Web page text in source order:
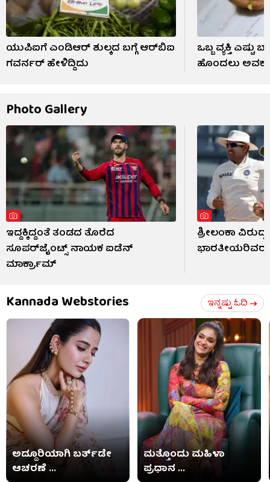
ಯುಪಿಐಗೆ ಎಂಡಿಆರ್ ಶುಲ್ಕದ ಬಗ್ಗೆ ಆರ್​ಬಿಐ
ಗವರ್ನರ್ ಹೇಳಿದ್ದಿದು
ಒಬ್ಬ ವ್ಯಕ್ತಿ ಎಷ್ಟು
ಹೊಂದಲು
Photo Gallery
ಇದ್ದಕ್ಕಿದ್ದಂತೆ ತಂಡದ ತೊರೆದ
ಸೂಪರ್‌ಜೈಂಟ್ಸ್ ನಾಯಕ ಐಡೆನ್
ಮಾರ್ಕ್ರಾಮ್
ಶ್ರೀಲಂಕಾ
ಭಾರತೀಯರಿವರು
Kannada Webstories ಇನ್ನಷ್ಟು ಓದಿ
ಅದ್ದೂರಿಯಾಗಿ ಬರ್ತ್​​ಡೇ
ಆಚರಣೆ ...
ಮತ್ತೊಂದು ಮಹಿಳಾ
ಪ್ರಧಾನ ...